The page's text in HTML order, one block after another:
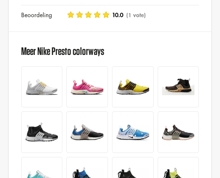
Beoordeling 10.0 (1 vote)
Meer Nike Presto colorways